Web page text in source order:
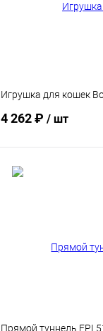
Игрушка для кошек
4 262 ₽ / шт
Прямой туннель FPI